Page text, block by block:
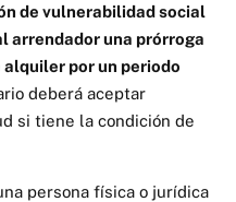
de vulnerabilidad social
arrendador una prórroga
por un periodo
deberá aceptar
si tiene la condición de
persona física o jurídica